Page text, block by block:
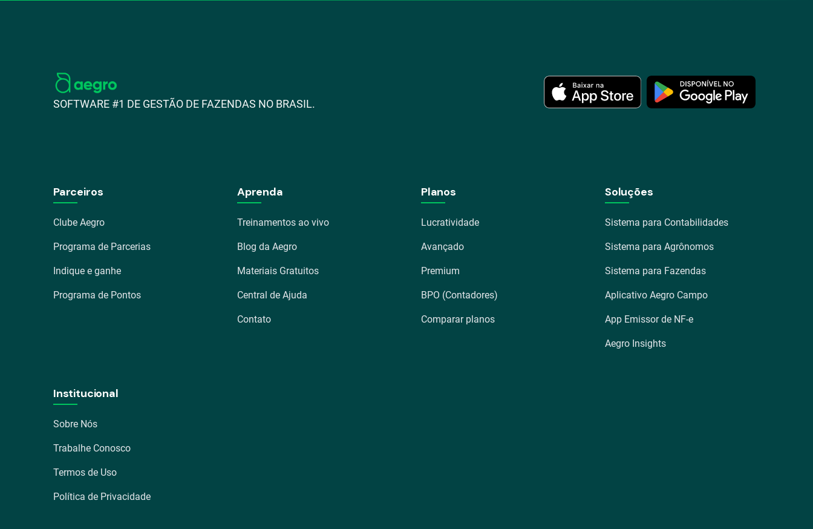
SOFTWARE #1 DE GESTÃO DE FAZENDAS NO BRASIL.
Parceiros
Clube Aegro
Programa de Parcerias
Indique e ganhe
Programa de Pontos
Aprenda
Treinamentos ao vivo
Blog da Aegro
Materiais Gratuitos
Central de Ajuda
Contato
Planos
Lucratividade
Avançado
Premium
BPO (Contadores)
Comparar planos
Soluções
Sistema para Contabilidades
Sistema para Agrônomos
Sistema para Fazendas
Aplicativo Aegro Campo
App Emissor de NF-e
Aegro Insights
Institucional
Sobre Nós
Trabalhe Conosco
Termos de Uso
Política de Privacidade